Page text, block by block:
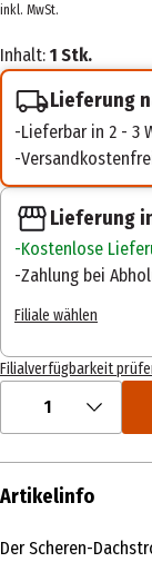
inkl. MwSt.
Inhalt: 1 Stk.
Lieferung
Lieferbar in 2 - 3
Lieferung
Kostenlose
Zahlung bei
Filiale wählen
Filialverfügbarkeit
1
Artikelinfo
Der Scheren-